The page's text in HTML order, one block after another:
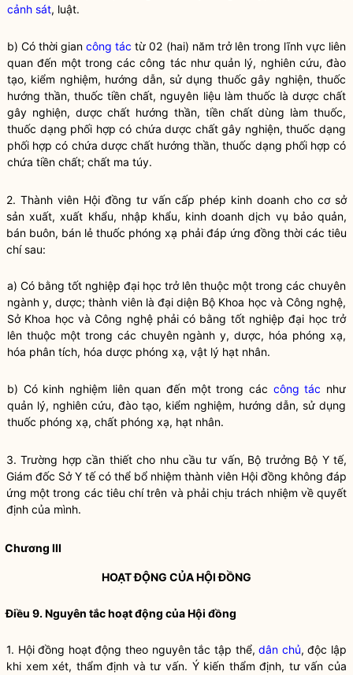
cảnh sát, luật.
b) Có thời giancông tác từ 02 (hai) năm trở lên trong lĩnh vực liên
quan đến một trong cáccông tác như quản lý, nghiên cứu, đào
tạo, kiểm nghiệm, hướng dẫn, sử dụng thuốc gây nghiện, thuốc
hướng thần, thuốc tiền chất, nguyên liệu làm thuốc là dược chất
gây nghiện, dược chất hướng thần, tiền chất dùng làm thuốc,
thuốc dạng phối hợp có chứa dược chất gây nghiện, thuốc dạng
phối hợp có chứa dược chất hướng thần, thuốc dạng phối hợp có
chứa tiền chất; chất ma túy.
2. Thành viên Hội đồng tư vấn cấp phép kinh doanh cho cơ sở
sản xuất, xuất khẩu, nhập khẩu, kinh doanh dịch vụ bảo quản,
bán buôn, bán lẻ thuốc phóng xạ phải đáp ứng đồng thời các tiêu
chí sau:
a) Có bằng tốt nghiệp đại học trở lên thuộc một trong các chuyên
ngành y, dược; thành viên là đại diện Bộ Khoa học và Công nghệ,
Sở Khoa học và Công nghệ phải có bằng tốt nghiệp đại học trở
lên thuộc một trong các chuyên ngành y, dược, hóa phóng xạ,
hóa phân tích, hóa dược phóng xạ, vật lý hạt nhân.
b) Có kinh nghiệm liên quan đến một trong các công tác như
quản lý, nghiên cứu, đào tạo, kiểm nghiệm, hướng dẫn, sử dụng
thuốc phóng xạ, chất phóng xạ, hạt nhân.
3. Trường hợp cần thiết cho nhu cầu tư vấn, Bộ trưởng Bộ Y tế,
Giám đốc Sở Y tế có thể bổ nhiệm thành viên Hội đồng không đáp
ứng một trong các tiêu chí trên và phải chịu trách nhiệm về quyết
định của mình.
Chương III
HOẠT ĐỘNG CỦA HỘI ĐỒNG
Điều 9. Nguyên tắc hoạt động của Hội đồng
1. Hội đồng hoạt động theo nguyên tắc tập thể,dân chủ, độc lập
khi xem xét, thẩm định và tư vấn. Ý kiến thẩm định, tư vấn của